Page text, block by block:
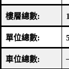
樓層總數:
單位總數:
車位總數: